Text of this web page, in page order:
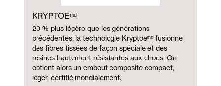
KRYPTOEᵐᵈ
20 % plus légère que les générations
précédentes, la technologie Kryptoeᵐᵈ fusionne
des fibres tissées de façon spéciale et des
résines hautement résistantes aux chocs. On
obtient alors un embout composite compact,
léger, certifié mondialement.